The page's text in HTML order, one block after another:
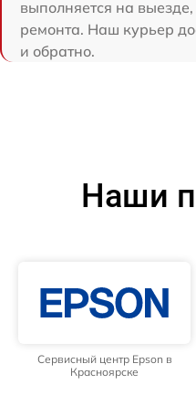
выполняется на
ремонта. Наш курьер
и обратно.
Наши
Сервисный центр Epson в
Красноярске